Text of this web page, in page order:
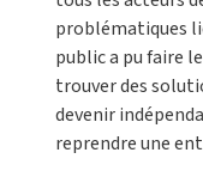
problématiques
public a pu faire
trouver des
devenir
reprendre une